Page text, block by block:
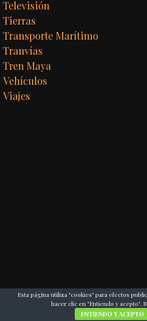
Televisión
Tierras
Transporte Marítimo
Tranvías
Tren Maya
Vehículos
Viajes
Esta página utiliza "cookies" para efectos
hacer clic en "Entiendo y acepto".
ENTIENDO Y ACEPTO